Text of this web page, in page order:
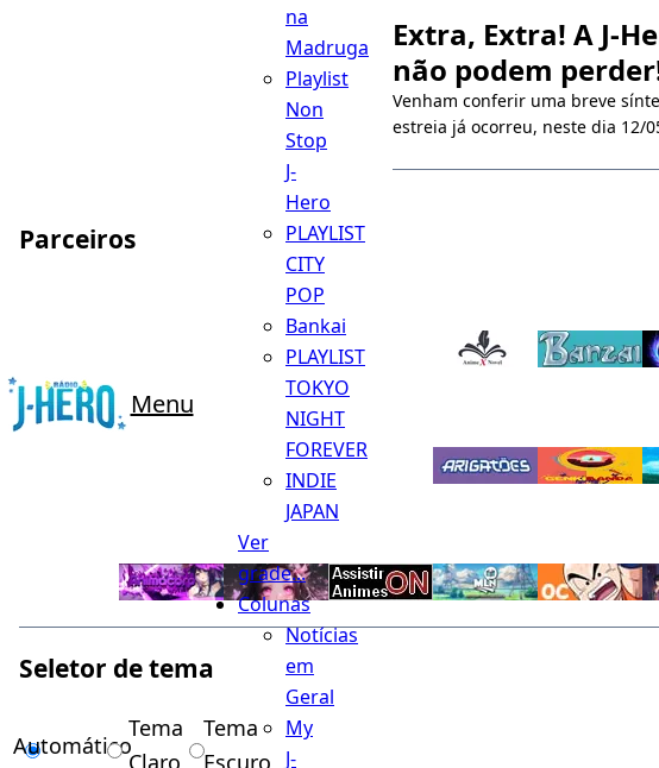
Menu
na
Madruga
Playlist
Non
Stop
J-
Hero
PLAYLIST
CITY
POP
Bankai
PLAYLIST
TOKYO
NIGHT
FOREVER
INDIE
JAPAN
Ver
grade...
Colunas
Notícias
em
Geral
My
J-
Extra, Extra! A J-
não podem
Venham conferir uma breve
estreia já ocorreu, neste dia 12/
Parceiros
Seletor de tema
Automático
Tema
Claro
Tema
Escuro